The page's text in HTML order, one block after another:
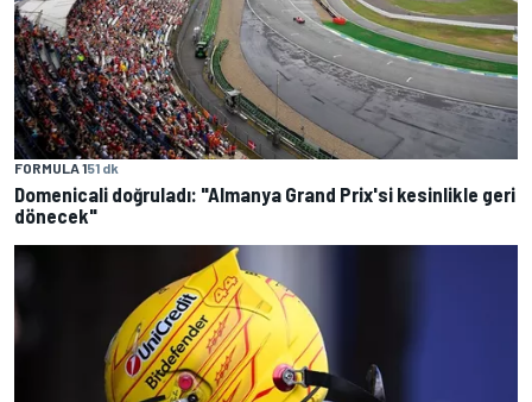
FORMULA 151 dk
Domenicali doğruladı: "Almanya Grand Prix'si kesinlikle geri
dönecek"